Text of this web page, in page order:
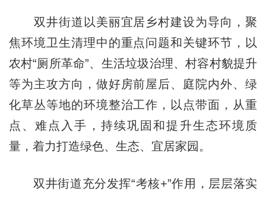
双井街道以美丽宜居乡村建设为导向，聚
焦环境卫生清理中的重点问题和关键环节，以
农村“厕所革命”、生活垃圾治理、村容村貌提升
等为主攻方向，做好房前屋后、庭院内外、绿
化草丛等地的环境整治工作，以点带面，从重
点、难点入手，持续巩固和提升生态环境质
量，着力打造绿色、生态、宜居家园。
双井街道充分发挥“考核+”作用，层层落实